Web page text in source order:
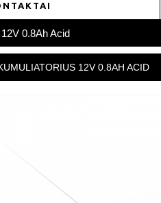
0.8Ah Acid
12V 0.8AH ACID